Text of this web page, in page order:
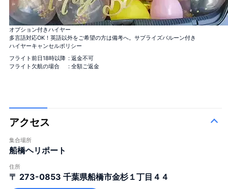
バラ100本花束
バラ12本花束
「結婚してください」
バラ40本花束
「真実の愛」
オプション付きハイヤー
多言語対応OK！英語以外をご希望の方は備考へ。サプライズバルーン付き
ハイヤーキャンセルポリシー
フライト前日18時以降 : 返金不可
フライト欠航の場合
: 全額ご返金
アクセス
集合場所
船橋ヘリポート
住所
〒 273-0853 千葉県船橋市金杉１丁目４４